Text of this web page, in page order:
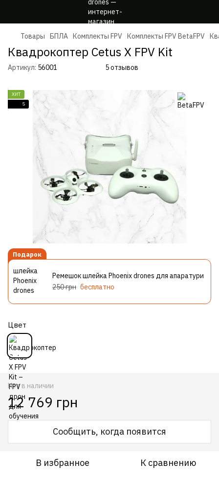
Товары БПЛА Комплекты FPV Комплекты FPV BetaFPV
Квадрокоптер Cetus X FPV Kit
Артикул: 56001 5 отзывов
ХИТ
5
Подарок
Ремешок шлейка Phoenix drones для апаратури
250 грн бесплатно
Цвет
Нет в наличии
12 769 грн
Сообщить, когда появится
В избранное К сравнению